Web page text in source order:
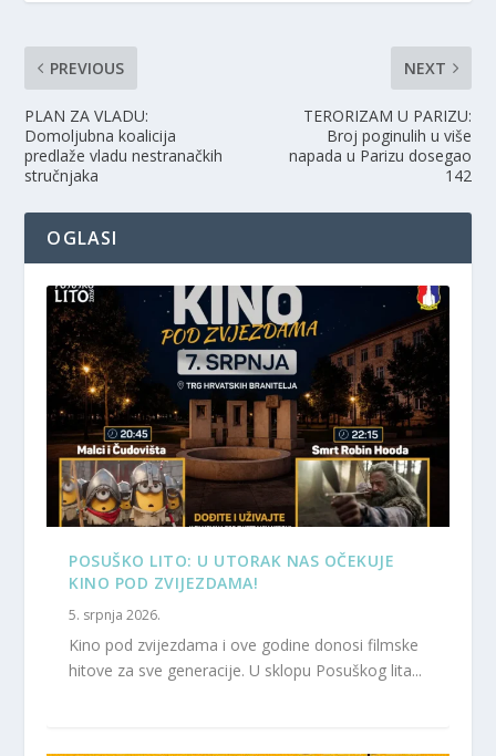
PREVIOUS
PLAN ZA VLADU:
Domoljubna koalicija
predlaže vladu nestranačkih
stručnjaka
NEXT
TERORIZAM U PARIZU:
Broj poginulih u više
napada u Parizu dosegao
142
OGLASI
POSUŠKO LITO: U UTORAK NAS OČEKUJE
KINO POD ZVIJEZDAMA!
5. srpnja 2026.
Kino pod zvijezdama i ove godine donosi filmske
hitove za sve generacije. U sklopu Posuškog lita...